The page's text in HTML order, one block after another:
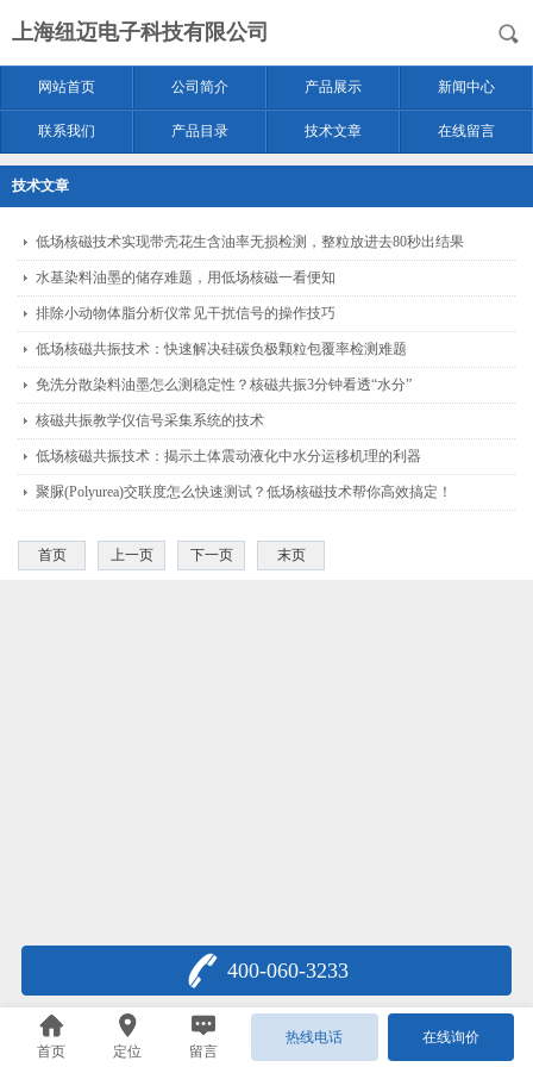
上海纽迈电子科技有限公司
网站首页 公司简介 产品展示 新闻中心
联系我们 产品目录 技术文章 在线留言
技术文章
低场核磁技术实现带壳花生含油率无损检测，整粒放进去80秒出结果
水基染料油墨的储存难题，用低场核磁一看便知
排除小动物体脂分析仪常见干扰信号的操作技巧
低场核磁共振技术：快速解决硅碳负极颗粒包覆率检测难题
免洗分散染料油墨怎么测稳定性？核磁共振3分钟看透“水分”
核磁共振教学仪信号采集系统的技术
低场核磁共振技术：揭示土体震动液化中水分运移机理的利器
聚脲(Polyurea)交联度怎么快速测试？低场核磁技术帮你高效搞定！
首页 上一页 下一页 末页
400-060-3233
首页 定位 留言
热线电话 在线询价